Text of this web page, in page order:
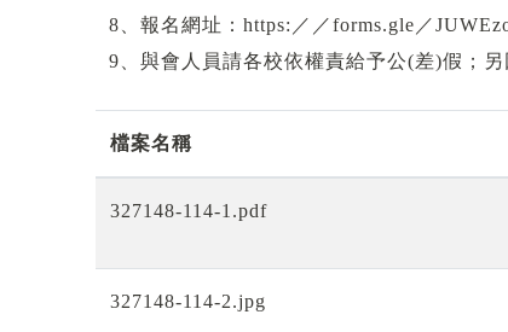
8、報名網址：https:／／forms.gle／
9、與會人員請各校依權責給予公(差)假；
檔案名稱
327148-114-1.pdf
327148-114-2.jpg